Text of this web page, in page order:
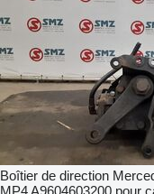
Boîtier de direction
MP4 A9604603200 pour